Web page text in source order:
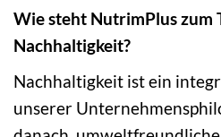
Wie steht NutrimPlus zum
Nachhaltigkeit?
Nachhaltigkeit ist ein
unserer